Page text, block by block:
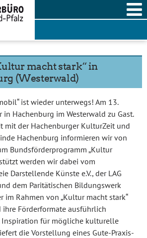
macht stark“ in
(Westerwald)
ist wieder unterwegs! Am 13.
Hachenburg im Westerwald zu Gast.
mit der Hachenburger KulturZeit und
Hachenburg informieren wir von
Bundsförderprogramm „Kultur
werden wir dabei vom
Darstellende Künste e.V., der LAG
dem Paritätischen Bildungswerk
im Rahmen von „Kultur macht stark“
Förderformate ausführlich
Inspiration für mögliche kulturelle
die Vorstellung eines Gute-Praxis-